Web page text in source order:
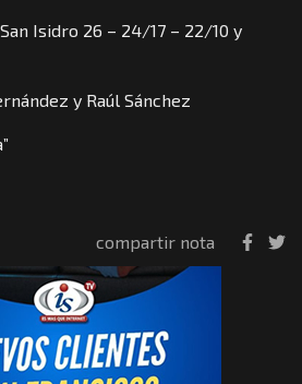
Isidro 26 – 24/17 – 22/10 y
y Raúl Sánchez
compartir nota